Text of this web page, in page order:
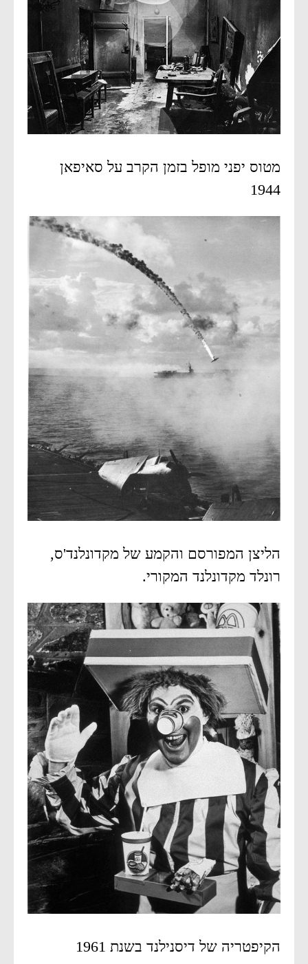
מטוס יפני מופל בזמן הקרב על סאיפאן
1944
הליצן המפורסם והקמע של מקדונלנד'ס,
רונלד מקדונלנד המקורי.
הקיפטריה של דיסנילנד בשנת 1961